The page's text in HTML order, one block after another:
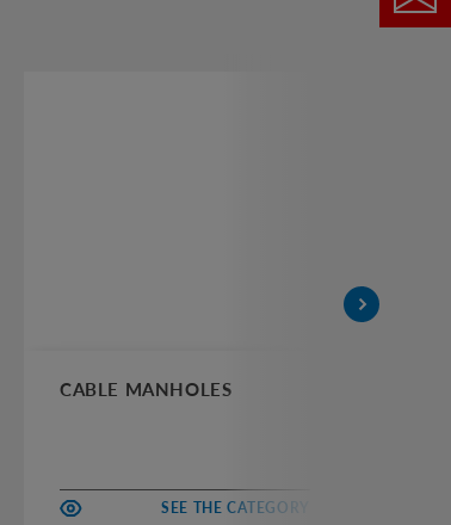
CABLE MANHOLES
SEE THE CATEGORY